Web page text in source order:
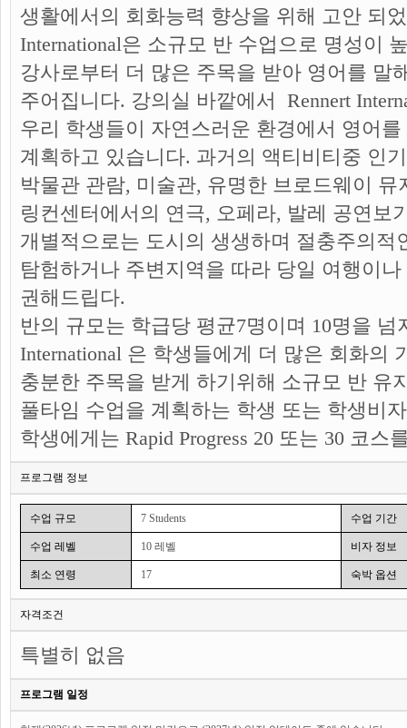
생활에서의 회화능력 향상을 위해 고안 되
International은 소규모 반 수업으로 명성이
강사로부터 더 많은 주목을 받아 영어를 말
주어집니다. 강의실 바깥에서 Rennert
우리 학생들이 자연스러운 환경에서 영어
계획하고 있습니다. 과거의 액티비티중 인
박물관 관람, 미술관, 유명한 브로드웨이 뮤
링컨센터에서의 연극, 오페라, 발레 공연보
개별적으로는 도시의 생생하며 절충주의적
탐험하거나 주변지역을 따라 당일 여행이
권해드립다.
반의 규모는 학급당 평균7명이며 10명을
International 은 학생들에게 더 많은 회화의
충분한 주목을 받게 하기위해 소규모 반 유
풀타임 수업을 계획하는 학생 또는 학생비
학생에게는 Rapid Progress 20 또는 30 코스
프로그램 정보
수업 규모 7 Students 수업 기간
수업 레벨 10 레벨 비자 정보
최소 연령 17 숙박 옵션
자격조건
특별히 없음
프로그램 일정